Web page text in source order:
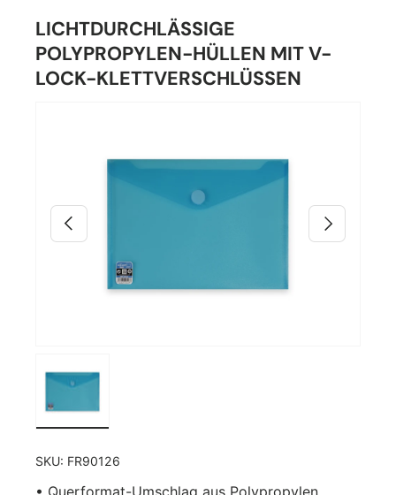
LICHTDURCHLÄSSIGE
POLYPROPYLEN-HÜLLEN MIT V-
LOCK-KLETTVERSCHLÜSSEN
Vorherige Nächste
SKU: FR90126
• Querformat-Umschlag aus Polypropylen